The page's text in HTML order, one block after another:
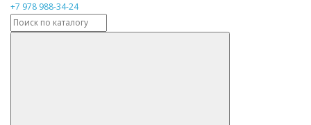
+7 978 988-34-24